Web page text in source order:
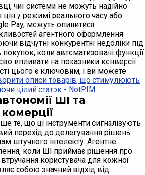
чиї системи не можуть надійно
у режимі реального часу або
Pay, можуть опинитися
агентного оформлення
відчутні конкурентні недоліки під
покупок, коли автоматизовані функції
впливати на показники конверсії.
цього є ключовим, і ви можете
описи товарів, що стимулюють
цілий статок - NotPIM.
ШІ та
те, що ці інструменти сигналізують
перехід до делегування рішень
штучного інтелекту. Агентне
коли ШІ приймає рішення про
користувача для кожної
собою значний відхід від